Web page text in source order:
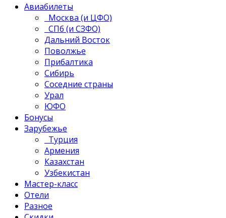
Авиабилеты
Москва (и ЦФО)
СПб (и СЗФО)
Дальний Восток
Поволжье
Прибалтика
Сибирь
Соседние страны
Урал
ЮФО
Бонусы
Зарубежье
Турция
Армения
Казахстан
Узбекистан
Мастер-класс
Отели
Разное